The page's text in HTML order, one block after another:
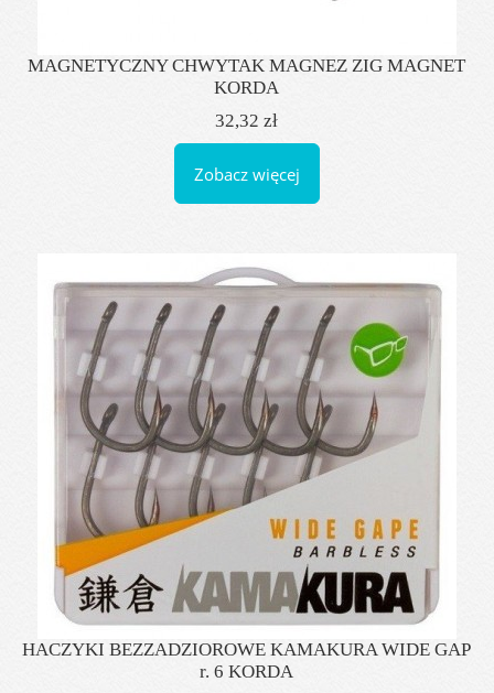
MAGNETYCZNY CHWYTAK MAGNEZ ZIG MAGNET
KORDA
32,32 zł
Zobacz więcej
HACZYKI BEZZADZIOROWE KAMAKURA WIDE GAP
r. 6 KORDA